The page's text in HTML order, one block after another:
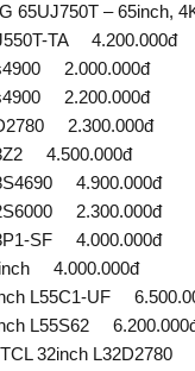
– 65inch,
TA 4.200.000đ
2.000.000đ
2.200.000đ
2.300.000đ
4.500.000đ
4.900.000đ
2.300.000đ
SF 4.000.000đ
4.000.000đ
L55C1-UF
L55S62
32inch L32D2780